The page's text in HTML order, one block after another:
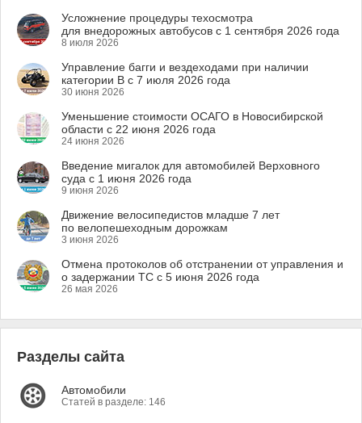
Усложнение процедуры техосмотра
для внедорожных автобусов с 1 сентября 2026 года
8 июля 2026
Управление багги и вездеходами при наличии
категории B с 7 июля 2026 года
30 июня 2026
Уменьшение стоимости ОСАГО в Новосибирской
области с 22 июня 2026 года
24 июня 2026
Введение мигалок для автомобилей Верховного
суда с 1 июня 2026 года
9 июня 2026
Движение велосипедистов младше 7 лет
по велопешеходным дорожкам
3 июня 2026
Отмена протоколов об отстранении от управления и
о задержании ТС с 5 июня 2026 года
26 мая 2026
Разделы сайта
Автомобили
Статей в разделе: 146